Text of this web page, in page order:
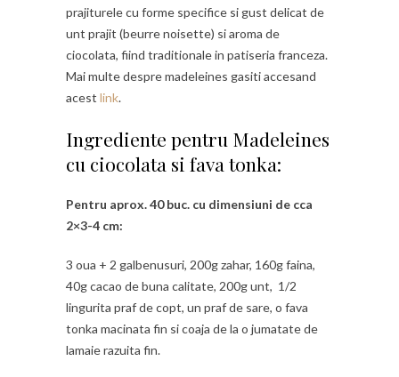
prajiturele cu forme specifice si gust delicat de
unt prajit (beurre noisette) si aroma de
ciocolata, fiind traditionale in patiseria franceza.
Mai multe despre madeleines gasiti accesand
acest link.
Ingrediente pentru Madeleines
cu ciocolata si fava tonka:
Pentru aprox. 40 buc. cu dimensiuni de cca
2×3-4 cm:
3 oua + 2 galbenusuri, 200g zahar, 160g faina,
40g cacao de buna calitate, 200g unt, 1/2
lingurita praf de copt, un praf de sare, o fava
tonka macinata fin si coaja de la o jumatate de
lamaie razuita fin.